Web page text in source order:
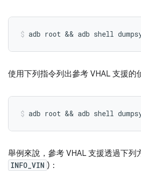
使用下列指令列出參考 VHAL 支援的
舉例來說，參考 VHAL 支援透過下列
INFO_VIN )：